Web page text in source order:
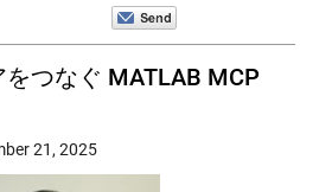
つなぐ MATLAB MCP
21, 2025